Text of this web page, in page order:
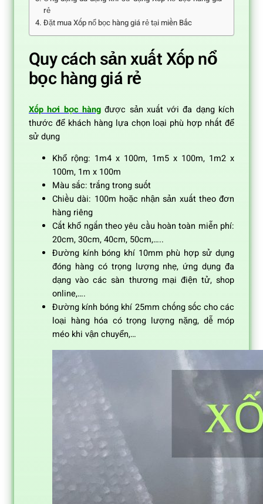
rẻ
Đặt mua Xốp nổ bọc hàng giá rẻ tại miền Bắc
Quy cách sản xuất Xốp nổ
bọc hàng giá rẻ
Xốp hơi bọc hàngđược sản xuất với đa dạng kích
thước để khách hàng lựa chọn loại phù hợp nhất để
sử dụng
Khổ rộng: 1m4 x 100m, 1m5 x 100m, 1m2 x
100m, 1m x 100m
Màu sắc: trắng trong suốt
Chiều dài: 100m hoặc nhận sản xuất theo đơn
hàng riêng
Cắt khổ ngắn theo yêu cầu hoàn toàn miễn phí:
20cm, 30cm, 40cm, 50cm,…..
Đường kính bóng khí 10mm phù hợp sử dụng
đóng hàng có trọng lượng nhẹ, ứng dụng đa
dạng vào các sàn thương mại điện tử, shop
online,….
Đường kính bóng khí 25mm chống sốc cho các
loại hàng hóa có trọng lượng nặng, dễ móp
méo khi vận chuyển,…